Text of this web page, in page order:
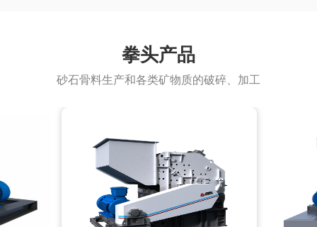
拳头产品
砂石骨料生产和各类矿物质的破碎、加工